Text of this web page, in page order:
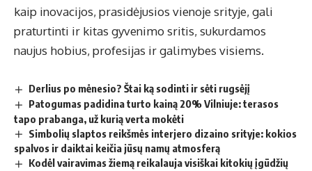
kaip inovacijos, prasidėjusios vienoje srityje, gali
praturtinti ir kitas gyvenimo sritis, sukurdamos
naujus hobius, profesijas ir galimybes visiems.
Derlius po mėnesio? Štai ką sodinti ir sėti rugsėjį
Patogumas padidina turto kainą 20% Vilniuje: terasos
tapo prabanga, už kurią verta mokėti
Simbolių slaptos reikšmės interjero dizaino srityje: kokios
spalvos ir daiktai keičia jūsų namų atmosferą
Kodėl vairavimas žiemą reikalauja visiškai kitokių įgūdžių